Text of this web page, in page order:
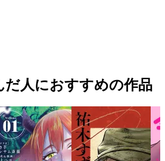
だ人におすすめの作品